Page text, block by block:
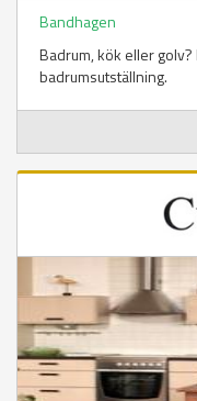
Bandhagen
Badrum, kök eller
badrumsutställning.